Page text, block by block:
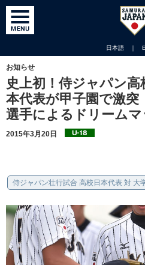
日本語 ｜
お知らせ
史上初！侍ジャパン高
本代表が甲子園で激
選手によるドリーム
2015年3月20日
侍ジャパン壮行試合 高校日本代表 対 大